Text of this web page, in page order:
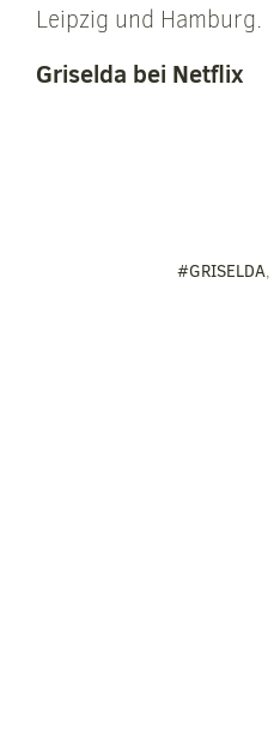
Leipzig und Hamburg.
Griselda bei Netflix
#GRISELDA,